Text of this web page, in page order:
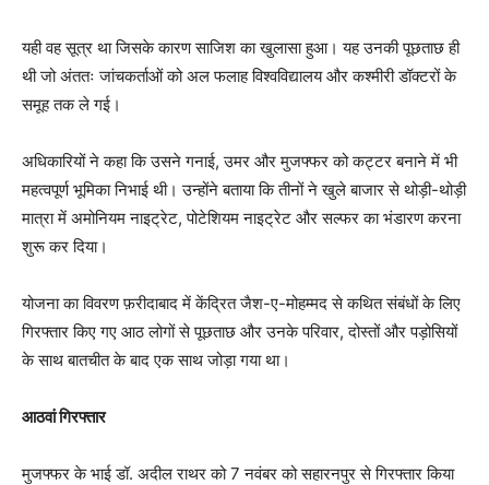
यही वह सूत्र था जिसके कारण साजिश का खुलासा हुआ। यह उनकी पूछताछ ही
थी जो अंततः जांचकर्ताओं को अल फलाह विश्वविद्यालय और कश्मीरी डॉक्टरों के
समूह तक ले गई।
अधिकारियों ने कहा कि उसने गनाई, उमर और मुजफ्फर को कट्टर बनाने में भी
महत्वपूर्ण भूमिका निभाई थी। उन्होंने बताया कि तीनों ने खुले बाजार से थोड़ी-थोड़ी
मात्रा में अमोनियम नाइट्रेट, पोटेशियम नाइट्रेट और सल्फर का भंडारण करना
शुरू कर दिया।
योजना का विवरण फ़रीदाबाद में केंद्रित जैश-ए-मोहम्मद से कथित संबंधों के लिए
गिरफ्तार किए गए आठ लोगों से पूछताछ और उनके परिवार, दोस्तों और पड़ोसियों
के साथ बातचीत के बाद एक साथ जोड़ा गया था।
आठवां गिरफ्तार
मुजफ्फर के भाई डॉ. अदील राथर को 7 नवंबर को सहारनपुर से गिरफ्तार किया